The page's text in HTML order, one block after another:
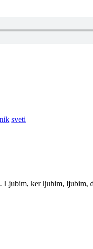
sveti
Ljubim, ker ljubim, ljubim,